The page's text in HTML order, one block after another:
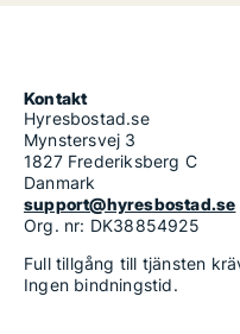
Kontakt
Hyresbostad.se
Mynstersvej 3
1827 Frederiksberg C
Danmark
support@hyresbostad.se
Org. nr: DK38854925
Full tillgång till tjänsten
Ingen bindningstid.